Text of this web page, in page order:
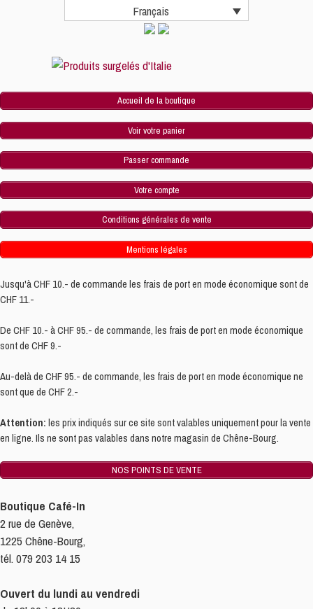
Français
Accueil de la boutique
Voir votre panier
Passer commande
Votre compte
Conditions générales de vente
Mentions légales
Jusqu'à CHF 10.- de commande les frais de port en mode économique sont de
CHF 11.-
De CHF 10.- à CHF 95.- de commande, les frais de port en mode économique
sont de CHF 9.-
Au-delà de CHF 95.- de commande, les frais de port en mode économique ne
sont que de CHF 2.-
Attention: les prix indiqués sur ce site sont valables uniquement pour la vente
en ligne. Ils ne sont pas valables dans notre magasin de Chêne-Bourg.
NOS POINTS DE VENTE
Boutique Café-In
2 rue de Genève,
1225 Chêne-Bourg,
tél. 079 203 14 15
Ouvert du lundi au vendredi